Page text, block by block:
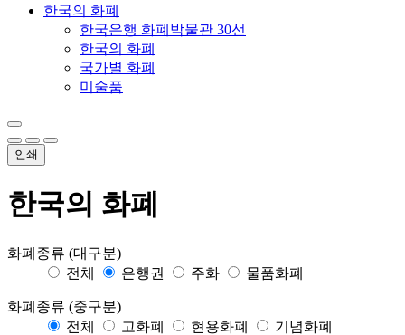
한국의 화폐
한국은행 화폐박물관 30선
한국의 화폐
국가별 화폐
미술품
인쇄
한국의 화폐
화폐종류 (대구분)
전체
은행권 주화 물품화폐
화폐종류 (중구분)
전체
고화폐 현용화폐 기념화폐